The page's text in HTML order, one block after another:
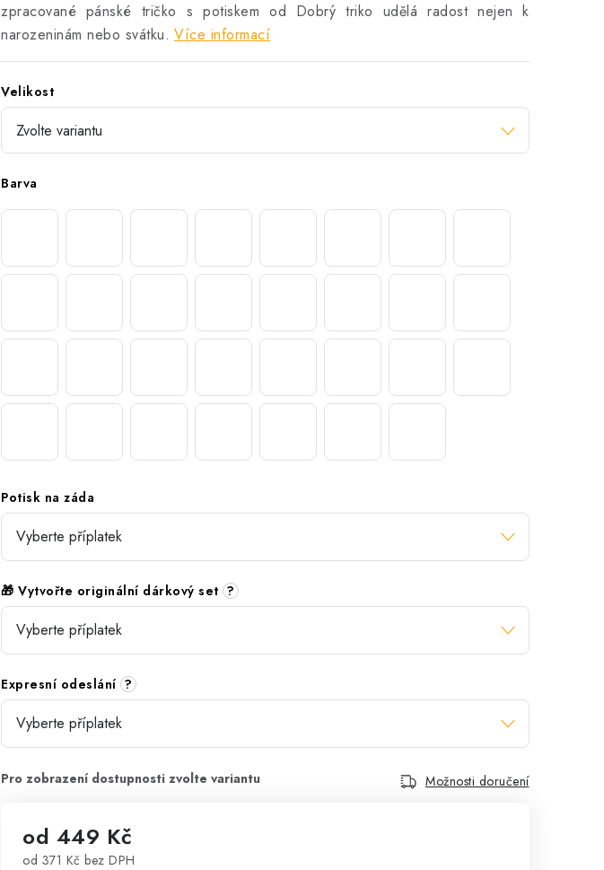
zpracované pánské tričko s potiskem od Dobrý triko udělá radost nejen k
narozeninám nebo svátku. Více informací
Velikost
Barva
Potisk na záda
🎁 Vytvořte originální dárkový set ?
Expresní odeslání ?
Možnosti doručení
od 449 Kč
od 371 Kč bez DPH